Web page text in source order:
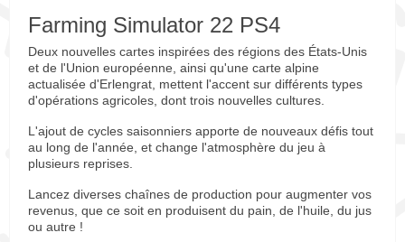
Farming Simulator 22 PS4
Deux nouvelles cartes inspirées des régions des États-Unis
et de l'Union européenne, ainsi qu'une carte alpine
actualisée d'Erlengrat, mettent l'accent sur différents types
d'opérations agricoles, dont trois nouvelles cultures.
L'ajout de cycles saisonniers apporte de nouveaux défis tout
au long de l'année, et change l'atmosphère du jeu à
plusieurs reprises.
Lancez diverses chaînes de production pour augmenter vos
revenus, que ce soit en produisent du pain, de l'huile, du jus
ou autre !